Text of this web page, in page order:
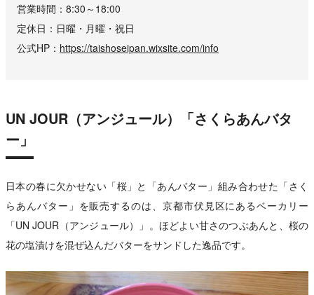
営業時間
8:30～18:00
定休日
日曜・月曜・祝日
公式HP
https://taishoseipan.wixsite.com/info
UN JOUR（アンジュール）「さくらあんバタ
ー」
日本の春に欠かせない「桜」と「あんバター」組み合わせた「さく
らあんバター」を販売するのは、京都市伏見区にあるベーカリー
「UN JOUR（アンジュール）」。ほどよい甘さのつぶあんと、桜の
花の塩漬けを混ぜ込んだバターをサンドした逸品です。